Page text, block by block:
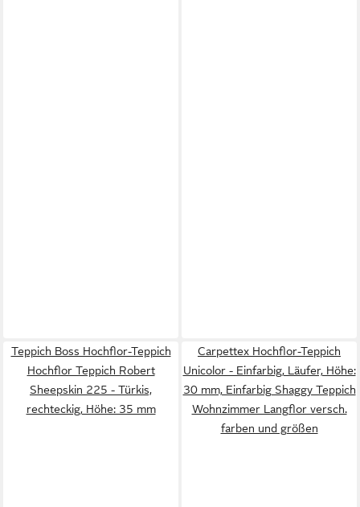
Teppich Boss Hochflor-Teppich
Hochflor Teppich Robert
Sheepskin 225 - Türkis,
rechteckig, Höhe: 35 mm
Carpettex Hochflor-Teppich
Unicolor - Einfarbig, Läufer, Höhe:
30 mm, Einfarbig Shaggy Teppich
Wohnzimmer Langflor versch.
farben und größen